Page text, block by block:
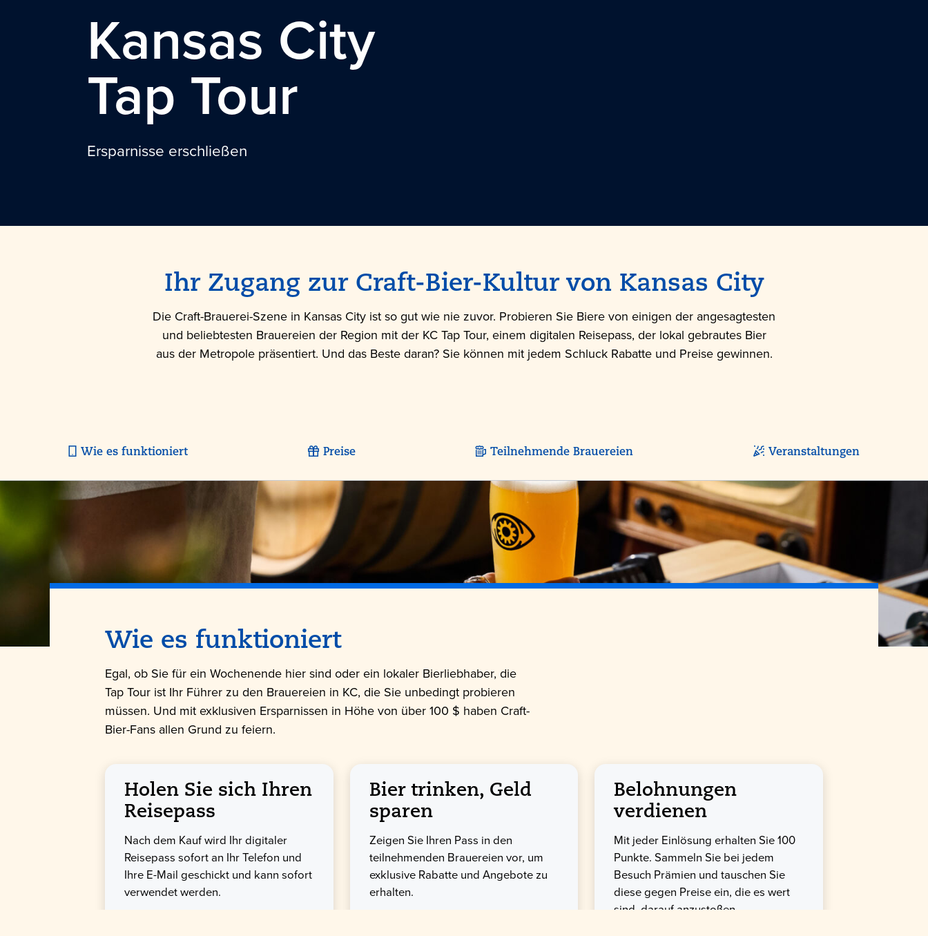
Kansas City
Tap Tour
Ersparnisse erschließen
Ihr Zugang zur Craft-Bier-Kultur von Kansas City
Die Craft-Brauerei-Szene in Kansas City ist so gut wie nie zuvor. Probieren Sie Biere von einigen der angesagtesten
und beliebtesten Brauereien der Region mit der KC Tap Tour, einem digitalen Reisepass, der lokal gebrautes Bier
aus der Metropole präsentiert. Und das Beste daran? Sie können mit jedem Schluck Rabatte und Preise gewinnen.
Wie es funktioniert Preise Teilnehmende Brauereien Veranstaltungen
Wie es funktioniert
Egal, ob Sie für ein Wochenende hier sind oder ein lokaler Bierliebhaber, die
Tap Tour ist Ihr Führer zu den Brauereien in KC, die Sie unbedingt probieren
müssen. Und mit exklusiven Ersparnissen in Höhe von über 100 $ haben Craft-
Bier-Fans allen Grund zu feiern.
Holen Sie sich Ihren
Reisepass
Nach dem Kauf wird Ihr digitaler
Reisepass sofort an Ihr Telefon und
Ihre E-Mail geschickt und kann sofort
verwendet werden.
Bier trinken, Geld
sparen
Zeigen Sie Ihren Pass in den
teilnehmenden Brauereien vor, um
exklusive Rabatte und Angebote zu
erhalten.
Belohnungen
verdienen
Mit jeder Einlösung erhalten Sie 100
Punkte. Sammeln Sie bei jedem
Besuch Prämien und tauschen Sie
diese gegen Preise ein, die es wert
sind, darauf anzustoßen.